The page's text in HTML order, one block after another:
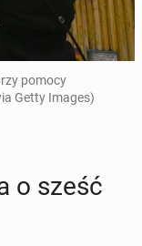
pomocy
Getty Images)
o sześć